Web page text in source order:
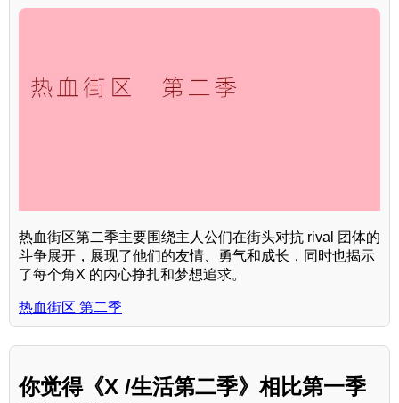
热血街区第二季主要围绕主人公们在街头对抗 rival 团体的
斗争展开，展现了他们的友情、勇气和成长，同时也揭示
了每个角X 的内心挣扎和梦想追求。
热血街区 第二季
你觉得《X /生活第二季》相比第一季